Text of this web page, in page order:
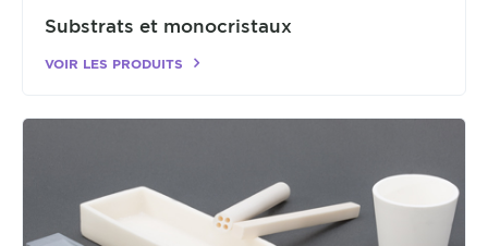
Substrats et monocristaux
VOIR LES PRODUITS